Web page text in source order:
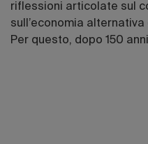
riflessioni articolate sul
sull’economia
Per questo, dopo 150